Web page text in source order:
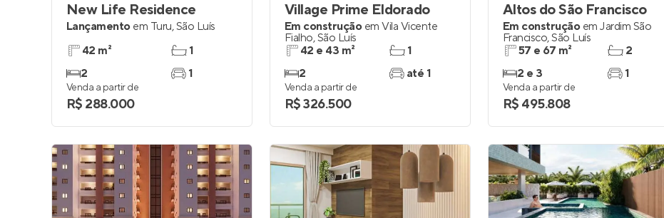
New Life Residence
Lançamento em Turu,São Luís
42 m²
2
1
1
Venda a partir de
R$ 288.000
Village Prime Eldorado
Em construção em Vila Vicente
Fialho,São Luís
42 e 43 m²
2
1
até 1
Venda a partir de
R$ 326.500
Altos do São Francisco
Em construção em Jardim São
Francisco,São Luís
57 e 67 m²
2 e 3
2
1
Venda a partir de
R$ 495.808